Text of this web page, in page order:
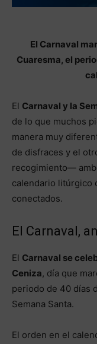
El Carnaval
Cuaresma, el
El Carnaval y la
de lo que muchos
manera muy
de disfraces y el
recogimiento—
calendario litúrgico
conectados.
El Carnaval,
El Carnaval se
Ceniza, día que
periodo de 40 días
Semana Santa.
El orden en el